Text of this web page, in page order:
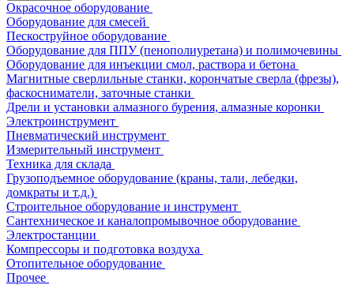
Окрасочное оборудование
Оборудование для смесей
Пескоструйное оборудование
Оборудование для ППУ (пенополиуретана) и полимочевины
Оборудование для инъекции смол, раствора и бетона
Магнитные сверлильные станки, корончатые сверла (фрезы),
фаскосниматели, заточные станки
Дрели и установки алмазного бурения, алмазные коронки
Электроинструмент
Пневматический инструмент
Измерительный инструмент
Техника для склада
Грузоподъемное оборудование (краны, тали, лебедки,
домкраты и т.д.)
Строительное оборудование и инструмент
Сантехническое и каналопромывочное оборудование
Электростанции
Компрессоры и подготовка воздуха
Отопительное оборудование
Прочее